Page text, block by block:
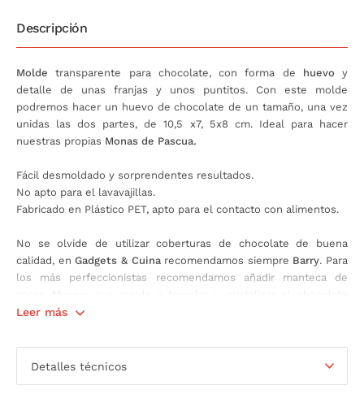
Descripción
Moldetransparente para chocolate, con forma de huevo y
detalle de unas franjas y unos puntitos. Con este molde
podremos hacer un huevo de chocolate de un tamaño, una vez
unidas las dos partes, de 10,5 x7, 5x8 cm. Ideal para hacer
nuestras propias Monas de Pascua.
Fácil desmoldado y sorprendentes resultados.
No apto para el lavavajillas.
Fabricado en Plástico PET, apto para el contacto con alimentos.
No se olvide de utilizar coberturas de chocolate de buena
calidad, enGadgets & Cuinarecomendamos siempre Barry. Para
los más perfeccionistas recomendamos añadir manteca de
dándole la característica brillo final.
Leer más
Detalles técnicos